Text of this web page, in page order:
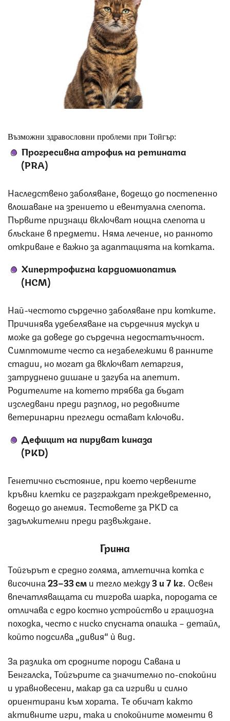
Възможни здравословни проблеми при Тойгър:
Прогресивна атрофия на ретината
(PRA)
Наследствено заболяване, водещо до постепенно
влошаване на зрението и евентуална слепота.
Първите признаци включват нощна слепота и
блъскане в предмети. Няма лечение, но ранното
откриване е важно за адаптацията на котката.
Хипертрофична кардиомиопатия
(HCM)
Най-честото сърдечно заболяване при котките.
Причинява удебеляване на сърдечния мускул и
може да доведе до сърдечна недостатъчност.
Симптомите често са незабележими в ранните
стадии, но могат да включват летаргия,
затруднено дишане и загуба на апетит.
Родителите на котето трябва да бъдат
изследвани преди разплод, но редовните
ветеринарни прегледи остават ключови.
Дефицит на пируват киназа
(PKD)
Генетично състояние, при което червените
кръвни клетки се разграждат преждевременно,
водещо до анемия. Тестовете за PKD са
задължителни преди развъждане.
Грижа
Тойгърът е средно голяма, атлетична котка с
височина23–33 сми тегло между3 и 7 кг. Освен
впечатляващата си тигрова шарка, породата се
отличава с едро костно устройство и грациозна
походка, често с ниско спусната опашка – детайл,
който подсилва „дивия“ ѝ вид.
За разлика от сродните породи Савана и
Бенгалска, Тойгърите са значително по-спокойни
и уравновесени, макар да са игриви и силно
ориентирани към хората. Те обичат както
активните игри, така и спокойните моменти в